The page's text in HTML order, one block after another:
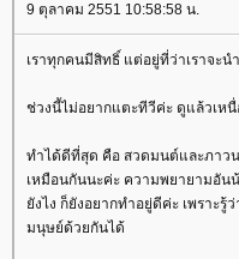
9 ตุลาคม 2551 10:58:58 น.
เราทุกคนมีสิทธิ์ แต่อยู่ที่ว่าเราจะน
ช่วงนี้ไม่อยากแตะทีวีค่ะ ดูแล้วเห
ทำได้ดีที่สุด คือ สวดมนต์และภาว
เหมือนกันนะค่ะ ความพยายามอั
งไง ก็ยังอยากทำอยู่ดีค่ะ เพราะรู้
มนุษย์ด้วยกันได้